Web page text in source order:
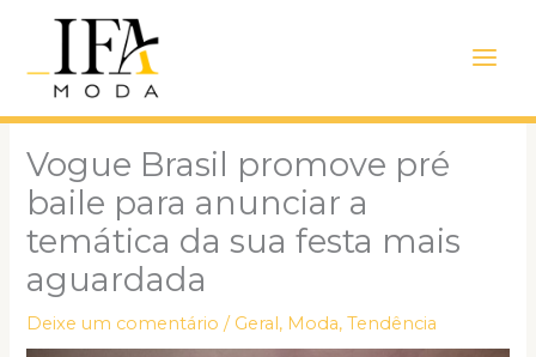
conteúdo
Menu
Vogue Brasil promove pré
baile para anunciar a
temática da sua festa mais
aguardada
Deixe um comentário / Geral, Moda,Tendência